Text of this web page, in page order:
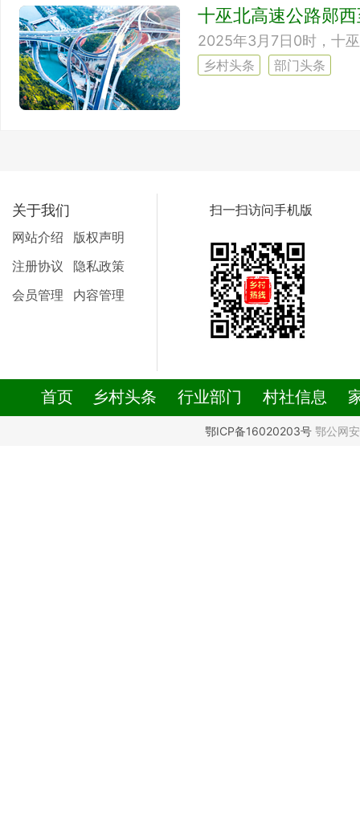
十巫北高速公路郧
2025年3月7日0时，十
乡村头条 部门头条
关于我们
网站介绍
版权声明
注册协议
隐私政策
会员管理
内容管理
扫一扫访问手机版
首页 乡村头条 行业部门 村社信息
鄂ICP备16020203号鄂公网